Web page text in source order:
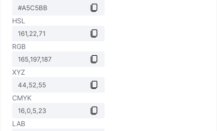
HSL
RGB
XYZ
CMYK
LAB